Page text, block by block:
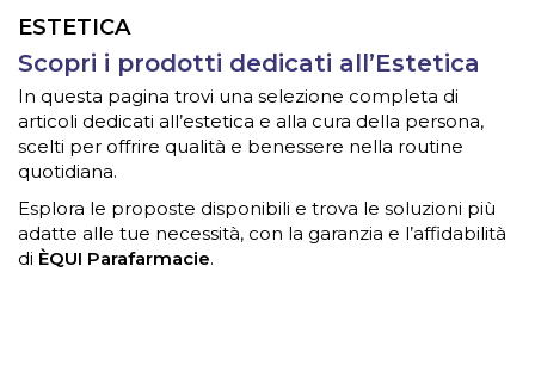
ESTETICA
Scopri i prodotti dedicati all’Estetica
In questa pagina trovi una selezione completa di
articoli dedicati all’estetica e alla cura della persona,
scelti per offrire qualità e benessere nella routine
quotidiana.
Esplora le proposte disponibili e trova le soluzioni più
adatte alle tue necessità, con la garanzia e l’affidabilità
di ÈQUI Parafarmacie.